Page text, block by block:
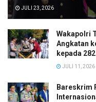
JULI 23, 2026
Wakapolri
Angkatan
kepada
JULI 11, 2026
Bareskrim